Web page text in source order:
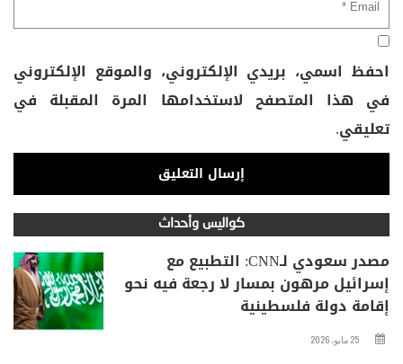
احفظ اسمي، بريدي الإلكتروني، والموقع الإلكتروني
في هذا المتصفح لاستخدامها المرة المقبلة في
تعليقي.
كواليس وأحداث
مصدر سعودي لـCNN: التطبيع مع
إسرائيل مرهون بمسار لا رجعة فيه نحو
إقامة دولة فلسطينية
25 مايو، 2026